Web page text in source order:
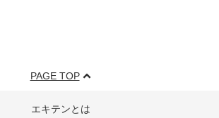
PAGE TOP
エキテンとは